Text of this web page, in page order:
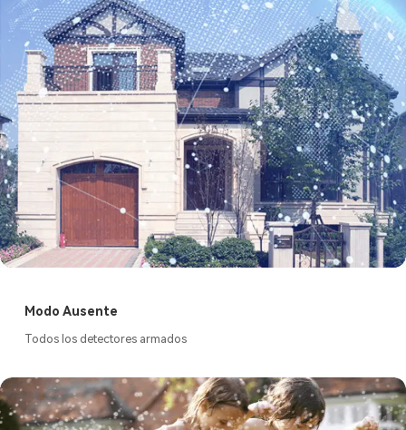
Modo Ausente
Todos los detectores armados